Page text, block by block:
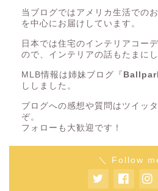
当ブログではアメリカ生活での
を中心にお届けしています。
日本では住宅のインテリアコー
ので、インテリアの話もたまにし
MLB情報は姉妹ブログ『
ししました。
ブログへの感想や質問はツイッ
ぞ。
フォローも大歓迎です！
＼ Follow